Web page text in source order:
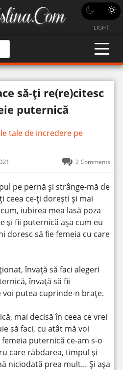
LIGHT
să-ți re(re)citesc
puternică
tale de incredere pe
2 Comments
pe pernă și strânge-mă de
ceea ce-ți dorești și mai
iubirea mea lasă poza
și fii puternică așa cum eu
doresc să fie femeia cu care
învață să faci alegeri
învață să fii
putea cuprinde-n brațe.
mai decisă în ceea ce vrei
să faci, cu atât mă voi
puternică ce-am s-o
care răbdarea, timpul și
niciodată prea mult… Și așa